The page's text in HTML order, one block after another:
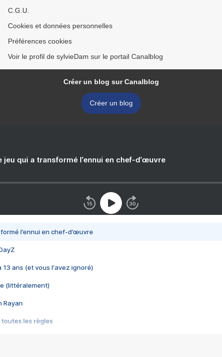
C.G.U.
Cookies et données personnelles
Préférences cookies
Voir le profil de sylvieDam sur le portail Canalblog
Créer un blog sur Canalblog
Créer un blog
jeu qui a transformé l’ennui en chef-d’œuvre
l’ennui en chef-d’œuvre
13 ans (et vous l'avez ignoré)
(littéralement)
Rayan
toutes les règles